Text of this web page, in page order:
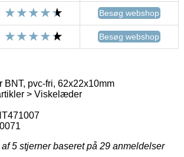
Besøg webshop
Besøg webshop
pvc-fri, 62x22x10mm
> Viskelæder
5 stjerner baseret på 29 anmeldelser